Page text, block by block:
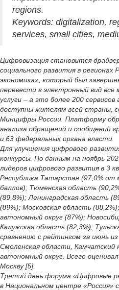
regions.
Keywords: digitalization,
services, small cities,
Цифровизация становится
социального развития в
экономика», который был
перевести в электронный вид все
услуги – а это более 200
доступны жителям всей страны,
Минцифры России. Платформу
анализа обращений и сообщений
и 63 федеральных органа власти.
Для улучшения цифрового
конкурсы. По данным на ноябрь
лидеров цифрового развития в 3
Республика Татарстан (97,0% от
баллов); Тюменская область
(89,8%); Ленинградская область
(89%); Московская область
автономный округ (87%);
Калужская область (82,3%);
сравнению с рейтингом за июнь
Смоленская области, Камчатский
автономный округ. Всего
Москву [5].
Третий день форума «Цифровые
в Национальном центре «Россия»